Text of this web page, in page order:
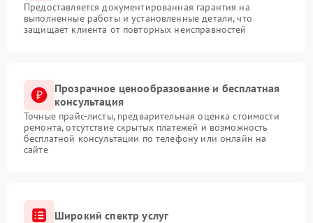
Предоставляется документированная гарантия на
выполненные работы и установленные детали, что
защищает клиента от повторных неисправностей
Прозрачное ценообразование и бесплатная
консультация
Точные прайс-листы, предварительная оценка стоимости
ремонта, отсутствие скрытых платежей и возможность
бесплатной консультации по телефону или онлайн на
сайте
Широкий спектр услуг